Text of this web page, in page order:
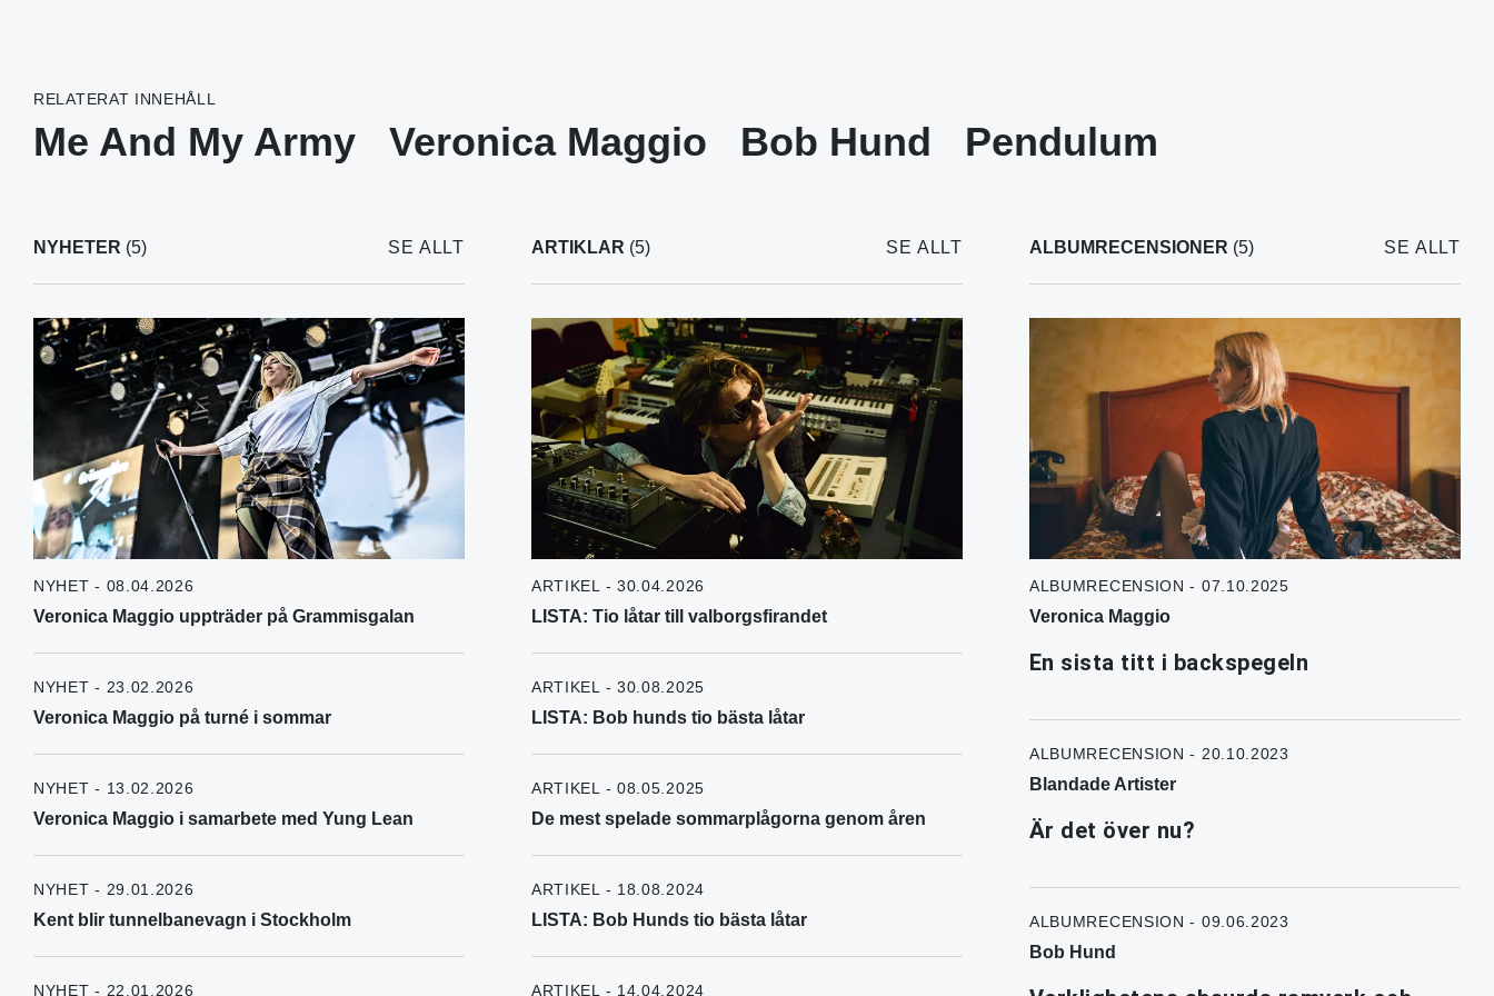
RELATERAT INNEHÅLL
Me And My Army Veronica Maggio Bob Hund Pendulum
NYHETER (5) SE ALLT
NYHET - 08.04.2026
Veronica Maggio uppträder på Grammisgalan
NYHET - 23.02.2026
Veronica Maggio på turné i sommar
NYHET - 13.02.2026
Veronica Maggio i samarbete med Yung Lean
NYHET - 29.01.2026
Kent blir tunnelbanevagn i Stockholm
NYHET - 22.01.2026
ARTIKLAR (5) SE ALLT
ARTIKEL - 30.04.2026
LISTA: Tio låtar till valborgsfirandet
ARTIKEL - 30.08.2025
LISTA: Bob hunds tio bästa låtar
ARTIKEL - 08.05.2025
De mest spelade sommarplågorna genom åren
ARTIKEL - 18.08.2024
LISTA: Bob Hunds tio bästa låtar
ARTIKEL - 14.04.2024
ALBUMRECENSIONER (5) SE ALLT
ALBUMRECENSION - 07.10.2025
Veronica Maggio
En sista titt i backspegeln
ALBUMRECENSION - 20.10.2023
Blandade Artister
Är det över nu?
ALBUMRECENSION - 09.06.2023
Bob Hund